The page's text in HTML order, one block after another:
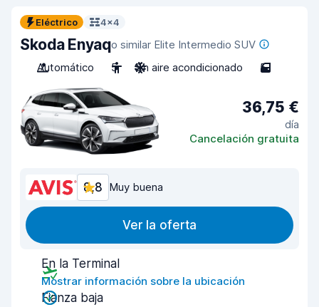
Eléctrico 4x4
Skoda Enyaqo similar Elite Intermedio SUV
Automático
5 Sin aire acondicionado 5
36,75 €
día
Cancelación gratuita
8,8 Muy buena
Ver la oferta
En la Terminal
Mostrar información sobre la ubicación
Fianza baja